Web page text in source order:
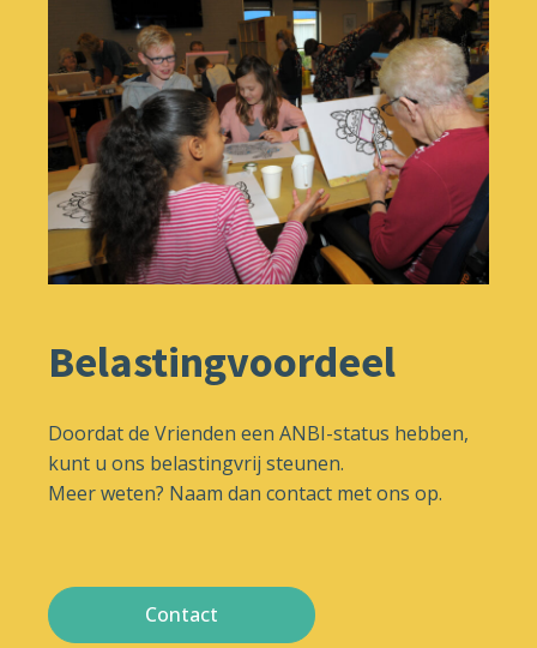
Belastingvoordeel
Doordat de Vrienden een ANBI-status hebben,
kunt u ons belastingvrij steunen.
Meer weten? Naam dan contact met ons op.
Contact